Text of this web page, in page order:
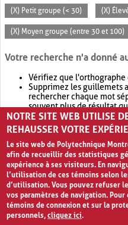
(X) Petit groupe (< 30) (X)
(X) Moyen groupe (entre 30 et 100)
Votre recherche n'a donné
Vérifiez que l'orthographe
Supprimez les guillemets
rechercher chaque mot
souvent plus de résultat
Envisagez d'élargir votre
retournera souvent plus
NOTRE SITE WEB UTILISE
REHAUSSER VOTRE
Le site web de Polytechnique
afin de recueillir des statistiques
expérience à ses visiteurs. En
l’utilisation de ces témoins selon
d’utilisation. Vous pouvez refuser
vos paramètres de navigation.
témoins de connexion et sur la
personnels,cliquez ici.